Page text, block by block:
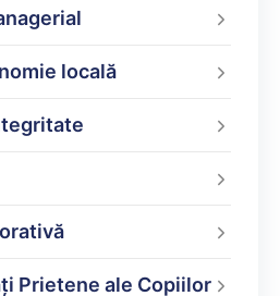
locală
Prietene ale Copiilor